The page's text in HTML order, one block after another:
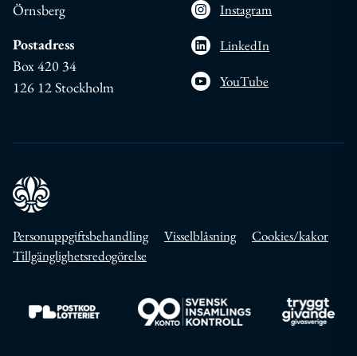
Örnsberg
Postadress
Box 420 34
126 12 Stockholm
Instagram
LinkedIn
YouTube
Personuppgiftsbehandling Visselblåsning
Cookies/kakor
Tillgänglighetsredogörelse
Till https://www.postkodlotteriet.se/Till https://www.insamlingskontroll.se/
Till https://